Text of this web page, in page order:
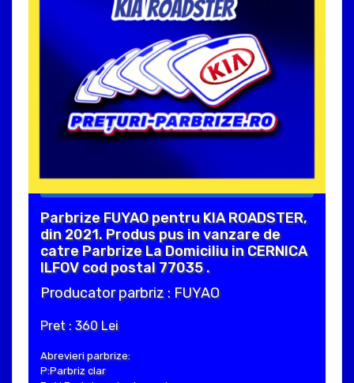
Parbrize FUYAO pentru KIA ROADSTER,
din 2021. Produs pus in vanzare de
catre Parbrize La Domiciliu in CERNICA
ILFOV cod postal 77035 .
Producator parbriz : FUYAO
Pret : 360 Lei
Abrevieri parbrize:
P:Parbriz clar